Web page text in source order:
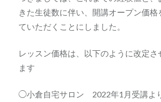
きた生徒数に伴い、開講オープン価格
ていただくことにしました。
レッスン価格は、以下のように改定さ
ます
◯小倉自宅サロン 2022年1月受講よ